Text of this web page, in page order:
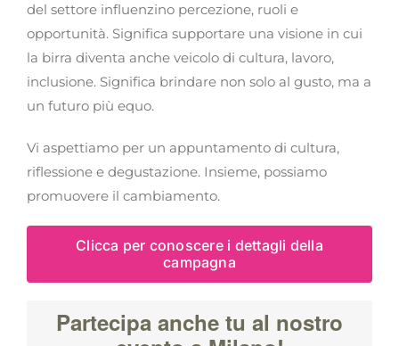
del settore influenzino percezione, ruoli e
opportunità. Significa supportare una visione in cui
la birra diventa anche veicolo di cultura, lavoro,
inclusione. Significa brindare non solo al gusto, ma a
un futuro più equo.
Vi aspettiamo per un appuntamento di cultura,
riflessione e degustazione. Insieme, possiamo
promuovere il cambiamento.
Clicca per conoscere i dettagli della
campagna
Partecipa anche tu al nostro